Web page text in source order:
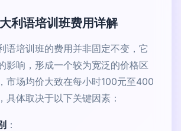
利语培训班费用详解
语培训班的费用并非固定不变，它
影响，形成一个较为宽泛的价格区
市场均价大致在每小时100元至400
具体取决于以下关键因素：
：